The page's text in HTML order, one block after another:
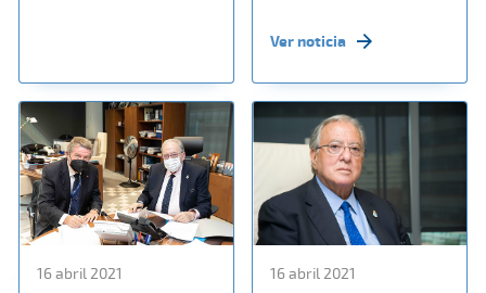
Ver noticia
16 abril 2021 16 abril 2021